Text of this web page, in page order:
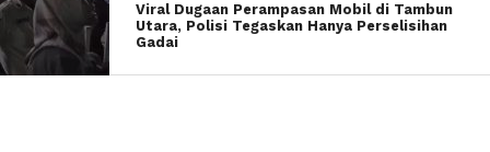
Viral Dugaan Perampasan Mobil di Tambun
Utara, Polisi Tegaskan Hanya Perselisihan
Gadai